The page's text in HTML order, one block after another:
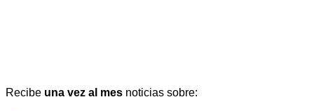
Recibe una vez al mes noticias sobre: